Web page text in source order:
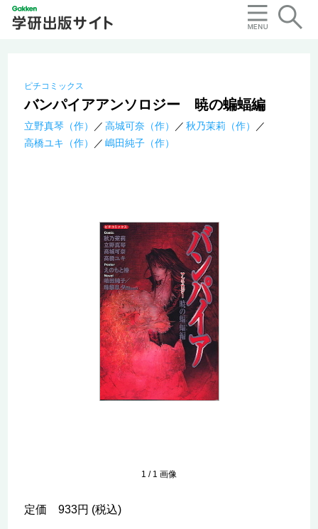
ピチコミックス
バンパイアアンソロジー 暁の蝙蝠編
立野真琴（作） 高城可奈（作）
秋乃茉莉（作）
高橋ユキ（作）
嶋田純子（作）
1 / 1 画像
定価 933円 (税込)